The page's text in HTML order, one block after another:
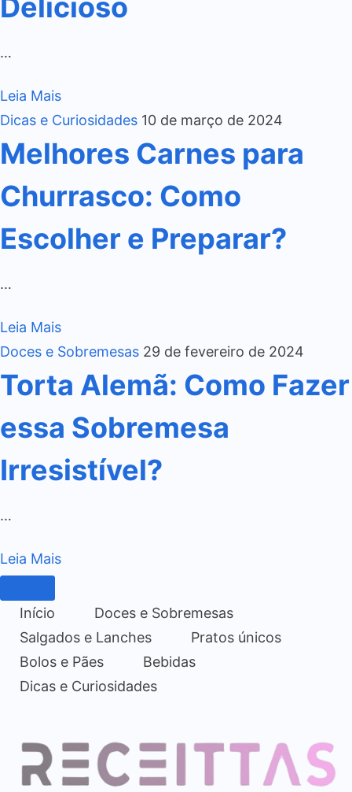
Delicioso
…
Leia Mais
Dicas e Curiosidades 10 de março de 2024
Melhores Carnes para
Churrasco: Como
Escolher e Preparar?
…
Leia Mais
Doces e Sobremesas 29 de fevereiro de 2024
Torta Alemã: Como Fazer
essa Sobremesa
Irresistível?
…
Leia Mais
Início
Doces e Sobremesas
Salgados e Lanches
Pratos únicos
Bolos e Pães
Bebidas
Dicas e Curiosidades